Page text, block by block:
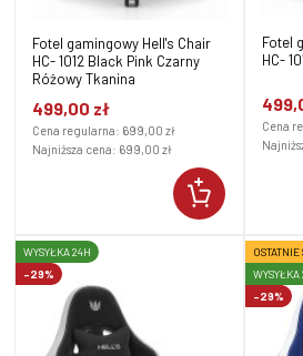
Fotel gamingowy Hell's Chair
HC- 1012 Black Pink Czarny
Różowy Tkanina
499,00 zł
Cena regularna: 699,00 zł
Najniższa cena: 699,00 zł
Fotel
HC-
Cena
-29%
WYSYŁKA 24H
-29%
OSTATNIE
WYSYŁKA